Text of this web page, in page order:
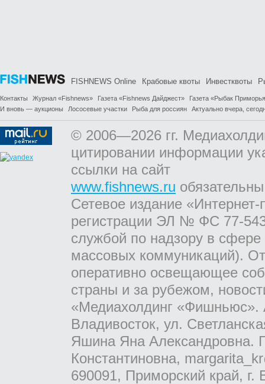
FISHNEWS Online Крабовые квоты Инвестквоты
Контакты Журнал «Fishnews» Газета «Fishnews Дайджест»
Газета «Рыбак
И вновь — аукционы
Лососевые участки Рыба для россиян Актуально вчера,
© 2006—2026 гг.
цитировании информации
ссылки на сайт
www.fishnews.ru
Сетевое издание
регистрации ЭЛ № ФС 77-
службой по надзору в
массовых коммуникаций).
оперативно освещающее
страны и за рубежом,
«Медиахолдинг «Фишньюс».
Владивосток, ул.
Яшина Яна Александровна.
Константиновна,
690091, Приморский край,